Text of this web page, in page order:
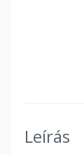
Leírás